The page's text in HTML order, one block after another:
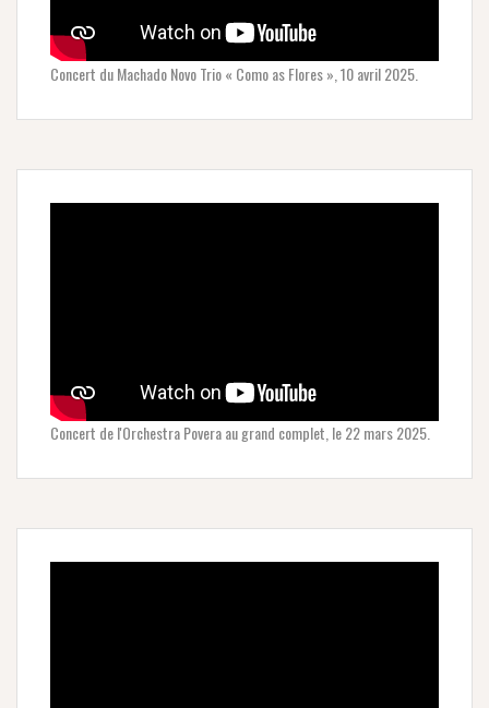
Concert du Machado Novo Trio « Como as Flores », 10 avril 2025.
Concert de l'Orchestra Povera au grand complet, le 22 mars 2025.